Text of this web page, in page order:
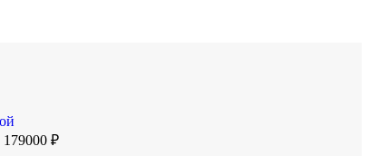
179000 ₽